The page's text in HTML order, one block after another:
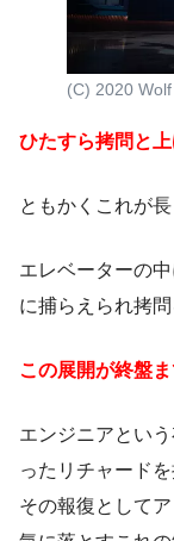
(C) 2020
ひたすら拷問と
ともかくこれが
エレベーターの
に捕らえられ拷
この展開が終盤
エンジニアとい
ったリチャード
その報復として